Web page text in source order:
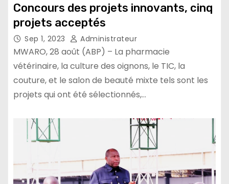
Concours des projets innovants, cinq
projets acceptés
Sep 1, 2023 Administrateur
MWARO, 28 août (ABP) – La pharmacie
vétérinaire, la culture des oignons, le TIC, la
couture, et le salon de beauté mixte tels sont les
projets qui ont été sélectionnés,…